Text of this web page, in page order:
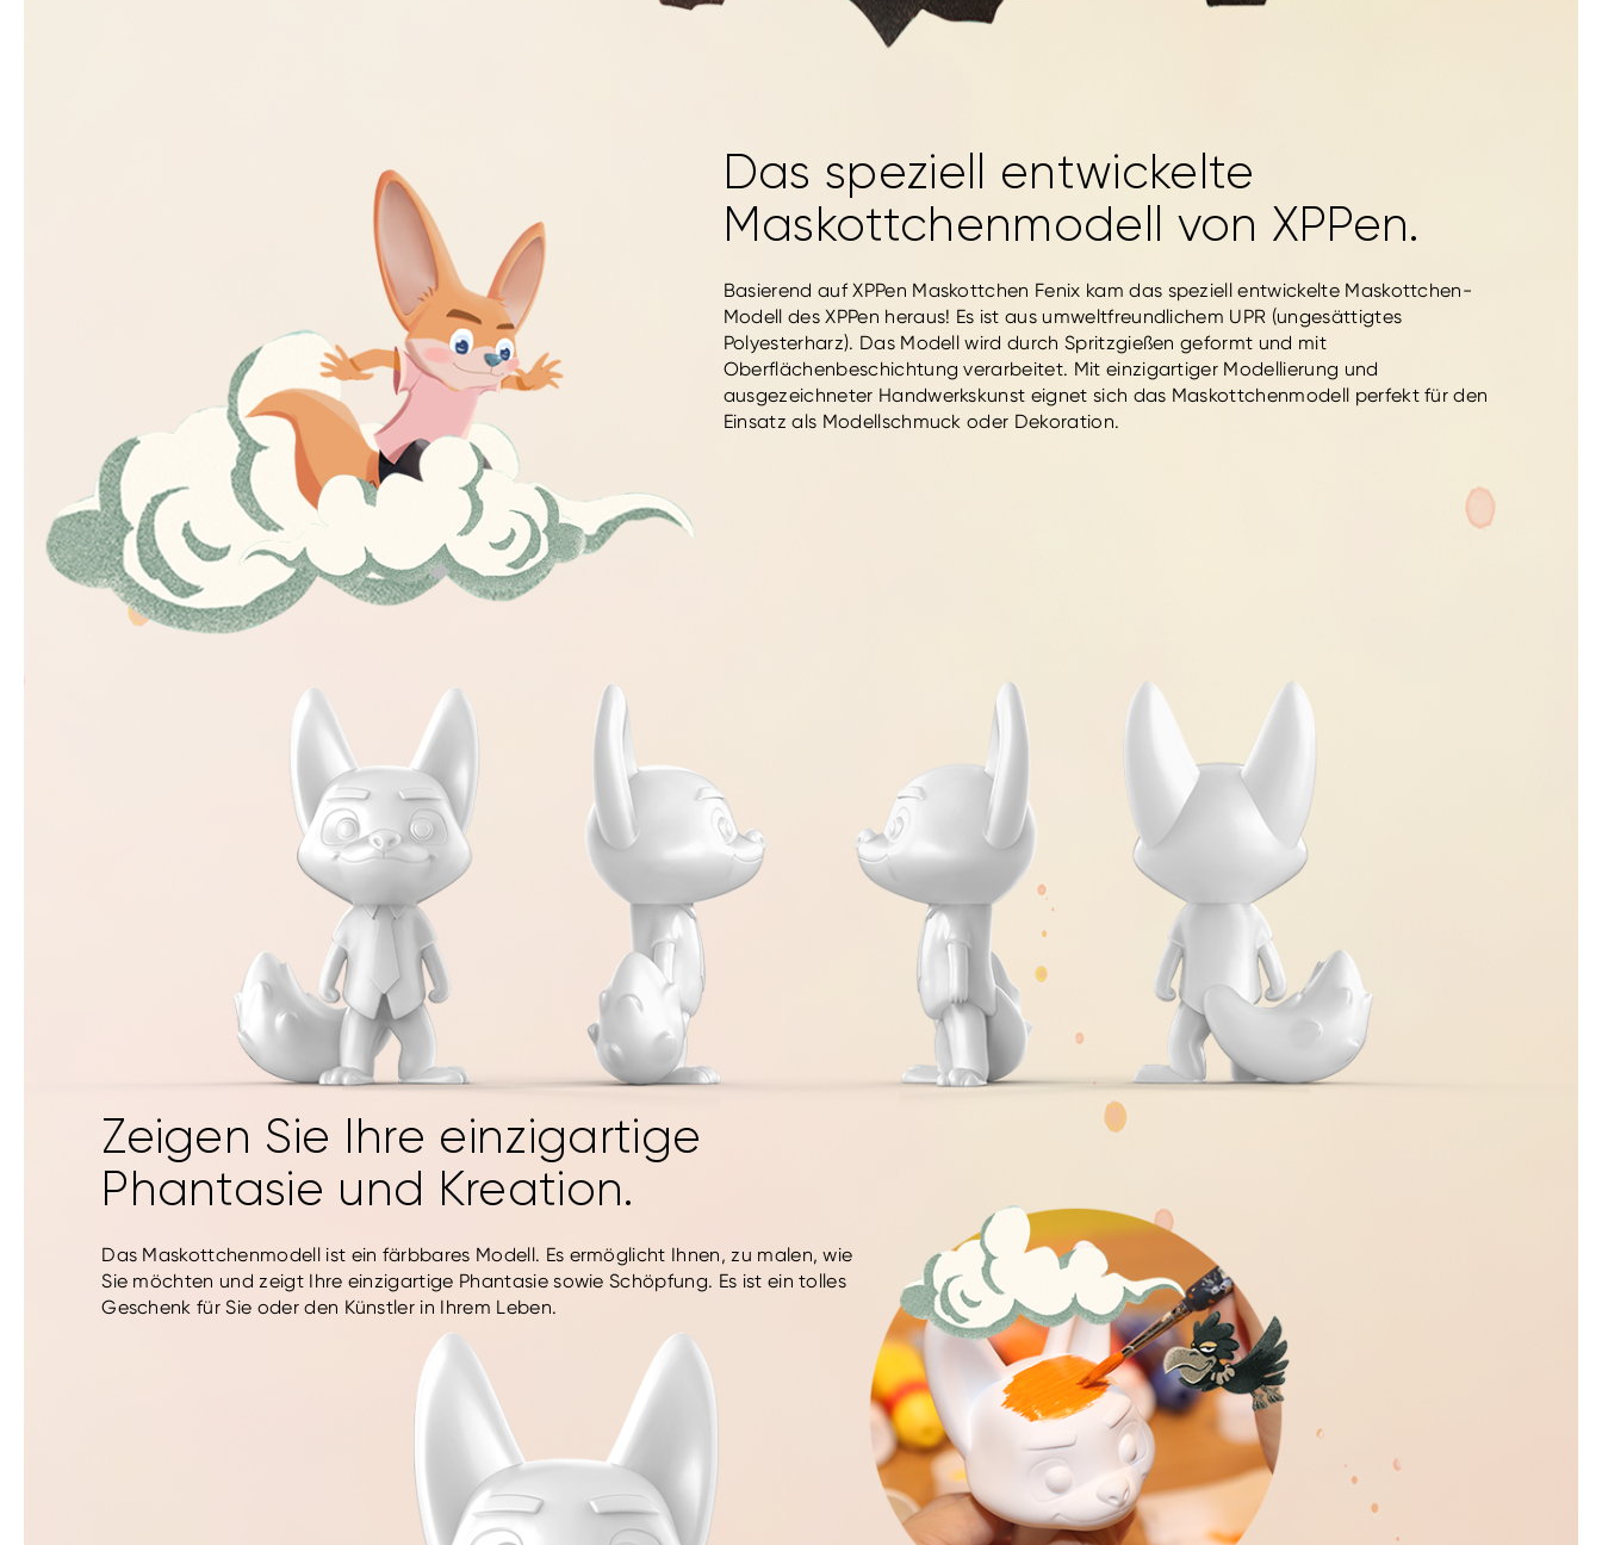
Das speziell entwickelte
Maskottchenmodell von XPPen.
Basierend auf XPPen Maskottchen Fenix kam das speziell entwickelte Maskottchen-
Modell des XPPen heraus! Es ist aus umweltfreundlichem UPR (ungesättigtes
Polyesterharz). Das Modell wird durch Spritzgießen geformt und mit
Oberflächenbeschichtung verarbeitet. Mit einzigartiger Modellierung und
ausgezeichneter Handwerkskunst eignet sich das Maskottchenmodell perfekt für den
Einsatz als Modellschmuck oder Dekoration.
Zeigen Sie Ihre einzigartige
Phantasie und Kreation.
Das Maskottchenmodell ist ein färbbares Modell. Es ermöglicht Ihnen, zu malen, wie
Sie möchten und zeigt Ihre einzigartige Phantasie sowie Schöpfung. Es ist ein tolles
Geschenk für Sie oder den Künstler in Ihrem Leben.